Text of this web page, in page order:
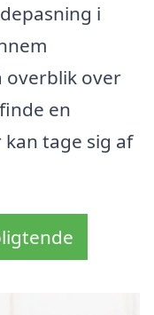
i
overblik over
en
tage sig af